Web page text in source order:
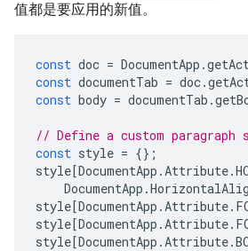
值都是要应用的新值。
const doc = DocumentApp .
const documentTab = doc.
const body = documentTab .
// Define a custom paragraph
const style = {};
style[DocumentApp .Attribute.
DocumentApp .
style[DocumentApp .Attribute.
style[DocumentApp .Attribute.
style[DocumentApp .Attribute.